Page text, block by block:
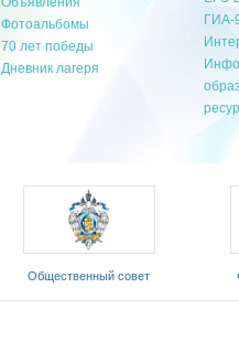
Фотоальбомы
70 лет победы
Дневник лагеря
ГИА-
Общественный совет
Министерства образования и